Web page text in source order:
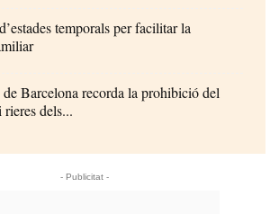
temporals per facilitar la
Barcelona recorda la prohibició del
dels...
- Publicitat -